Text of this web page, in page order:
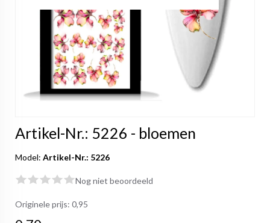
Artikel-Nr.: 5226 - bloemen
Model: Artikel-Nr.: 5226
Nog niet beoordeeld
Originele prijs: 0,95